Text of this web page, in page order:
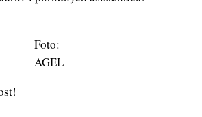
Foto:
AGEL